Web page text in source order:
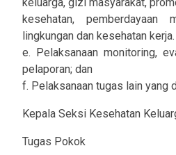
kesehatan, pemberdayaan
lingkungan dan kesehatan kerja.
e. Pelaksanaan monitoring,
pelaporan; dan
f. Pelaksanaan tugas lain yang
Kepala Seksi Kesehatan
Tugas Pokok